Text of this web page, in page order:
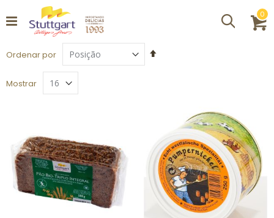
Procurar
0
Ordenar por
Definir
Mostrar